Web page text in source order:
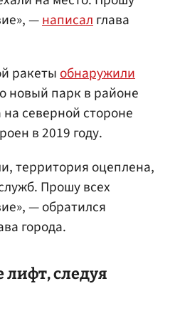
—написалглава
ракетыобнаружили
новый парк в районе
северной стороне
в 2019 году.
территория оцеплена,
Прошу всех
— обратился
города.
лифт, следуя